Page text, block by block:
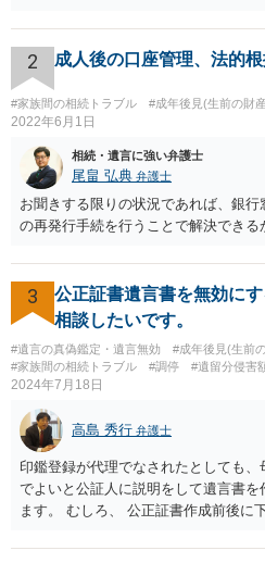
Ｅも行う必要があります。 Ｂの配偶
ります。
2 成人後の口座管理、法的
#家族間の相続トラブル #成年後見(生前の財
2022年6月1日
相続・遺言に強い弁護士
尾畠 弘典 弁護士
お聞きする限りの状況であれば、銀
の再発行手続を行うことで解決できる
3
公正証書遺言書を無効に
相談したいです。
#遺言の真偽鑑定・遺言無効 #成年後見(生前
#家族間の相続トラブル
#調停 #遺留分侵害
2024年7月18日
高島 秀行 弁護士
印鑑登録が代理でなされたとしても
でよいと公証人に説明をして遺言書
ます。 むしろ、 公正証書作成前後に
月に携帯が新しくなった母からの第